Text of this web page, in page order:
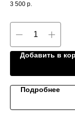
3 500 р.
Добавить в
Подробнее